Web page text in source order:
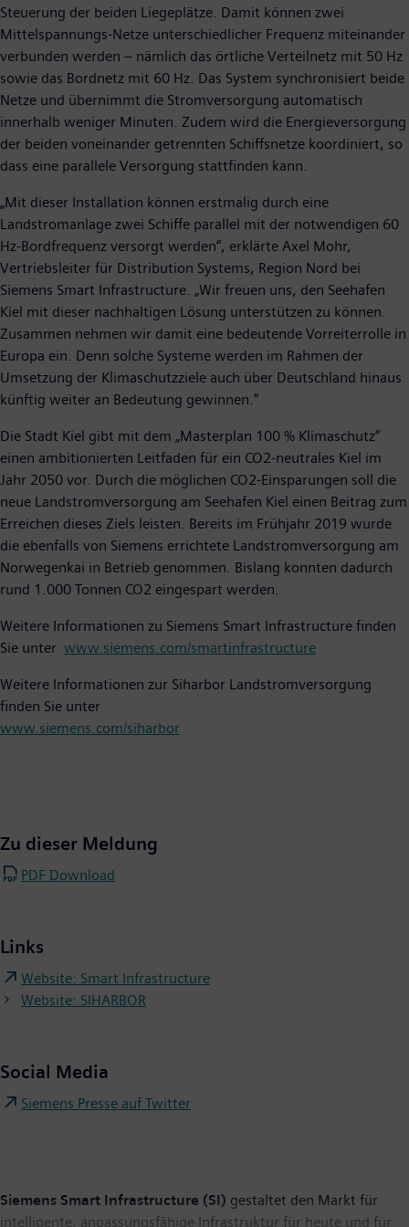
Steuerung der beiden Liegeplätze. Damit können zwei
Mittelspannungs-Netze unterschiedlicher Frequenz miteinander
verbunden werden – nämlich das örtliche Verteilnetz mit 50 Hz
sowie das Bordnetz mit 60 Hz. Das System synchronisiert beide
Netze und übernimmt die Stromversorgung automatisch
innerhalb weniger Minuten. Zudem wird die Energieversorgung
der beiden voneinander getrennten Schiffsnetze koordiniert, so
dass eine parallele Versorgung stattfinden kann.
„Mit dieser Installation können erstmalig durch eine
Landstromanlage zwei Schiffe parallel mit der notwendigen 60
Hz-Bordfrequenz versorgt werden“, erklärte Axel Mohr,
Vertriebsleiter für Distribution Systems, Region Nord bei
Siemens Smart Infrastructure. „Wir freuen uns, den Seehafen
Kiel mit dieser nachhaltigen Lösung unterstützen zu können.
Zusammen nehmen wir damit eine bedeutende Vorreiterrolle in
Europa ein. Denn solche Systeme werden im Rahmen der
Umsetzung der Klimaschutzziele auch über Deutschland hinaus
künftig weiter an Bedeutung gewinnen.“
Die Stadt Kiel gibt mit dem „Masterplan 100 % Klimaschutz“
einen ambitionierten Leitfaden für ein CO2-neutrales Kiel im
Jahr 2050 vor. Durch die möglichen CO2-Einsparungen soll die
neue Landstromversorgung am Seehafen Kiel einen Beitrag zum
Erreichen dieses Ziels leisten. Bereits im Frühjahr 2019 wurde
die ebenfalls von Siemens errichtete Landstromversorgung am
Norwegenkai in Betrieb genommen. Bislang konnten dadurch
rund 1.000 Tonnen CO2 eingespart werden.
Weitere Informationen zu Siemens Smart Infrastructure finden
Sie unter www.siemens.com/smartinfrastructure
Weitere Informationen zur Siharbor Landstromversorgung
finden Sie unter
www.siemens.com/siharbor
Zu dieser Meldung
PDF Download
Links
Website: Smart Infrastructure
Website: SIHARBOR
Social Media
Siemens Presse auf Twitter
Siemens Smart Infrastructure (SI) gestaltet den Markt für
intelligente, anpassungsfähige Infrastruktur für heute und für